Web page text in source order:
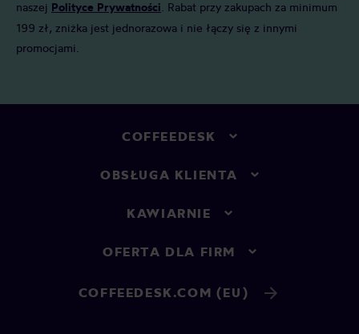
naszej Polityce Prywatności . Rabat przy zakupach za minimum
199 zł, zniżka jest jednorazowa i nie łączy się z innymi
promocjami.
COFFEEDESK
OBSŁUGA KLIENTA
KAWIARNIE
OFERTA DLA FIRM
COFFEEDESK.COM (EU)